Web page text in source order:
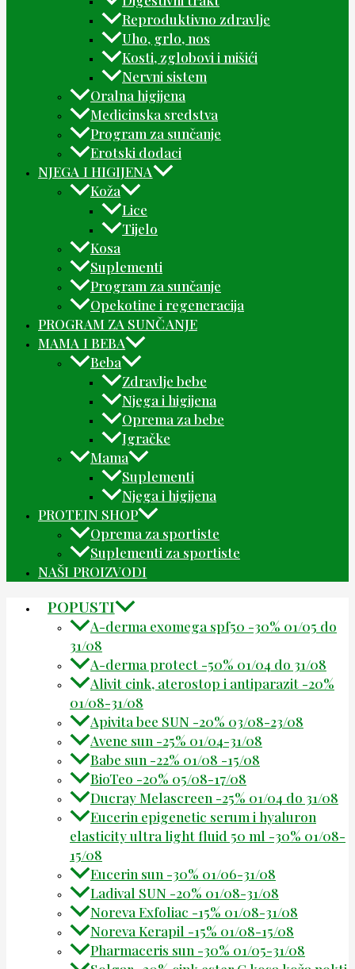
Reproduktivno zdravlje
Uho, grlo, nos
Kosti, zglobovi i mišići
Nervni sistem
Oralna higijena
Medicinska sredstva
Program za sunčanje
Erotski dodaci
NJEGA I HIGIJENA
Koža
Lice
Tijelo
Kosa
Suplementi
Program za sunčanje
Opekotine i regeneracija
PROGRAM ZA SUNČANJE
MAMA I BEBA
Beba
Zdravlje bebe
Njega i higijena
Oprema za bebe
Igračke
Mama
Suplementi
Njega i higijena
PROTEIN SHOP
Oprema za sportiste
Suplementi za sportiste
NAŠI PROIZVODI
POPUSTI
A-derma exomega spf50 -30% 01/05 do
31/08
A-derma protect -50% 01/04 do 31/08
Alivit cink, aterostop i antiparazit -20%
01/08-31/08
Apivita bee SUN -20% 03/08-23/08
Avene sun -25% 01/04-31/08
Babe sun -22% 01/08 -15/08
BioTeo -20% 05/08-17/08
Ducray Melascreen -25% 01/04 do 31/08
Eucerin epigenetic serum i hyaluron
elasticity ultra light fluid 50 ml -30% 01/08-
15/08
Eucerin sun -30% 01/06-31/08
Ladival SUN -20% 01/08-31/08
Noreva Exfoliac -15% 01/08-31/08
Noreva Kerapil -15% 01/08-15/08
Pharmaceris sun -30% 01/05-31/08